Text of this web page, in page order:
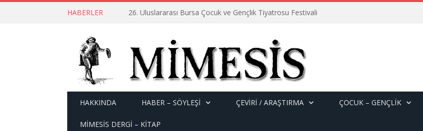
HABERLER 26. Uluslararası Bursa Çocuk ve Gençlik Tiyatrosu Festivali
HAKKINDA HABER – SÖYLEŞI ÇEVİRİ / ARAŞTIRMA ÇOCUK – GENÇLIK
MİMESİS DERGİ – KİTAP